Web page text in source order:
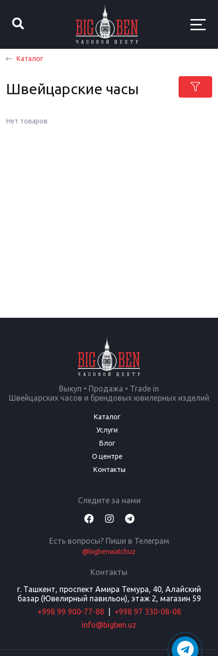
Каталог
Швейцарские часы
Нет товаров
Выкуп • Продажа • Trade in
Швейцарских часов и брендовых ювилерных изделий
Каталог
Услуги
Блог
О центре
Контакты
Следите за нами
Есть вопросы? Пиши в Телеграм
@bigbenwatchuz
Контакты
г. Ташкент, проспект Амира Темура, 40, Алайский
базар (Ювелирный павильон), этаж 2, магазин 59
+998 99 900-77-88
+998 97 330-08-08
info@bigben.uz